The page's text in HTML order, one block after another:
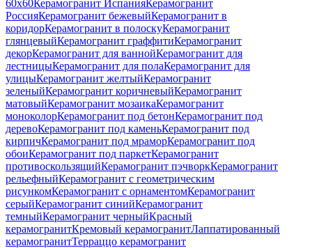
60x60Керамогранит ИспанияКерамогранит
РоссияКерамогранит бежевыйКерамогранит в
коридорКерамогранит в полоскуКерамогранит
глянцевыйКерамогранит граффитиКерамогранит
декорКерамогранит для ваннойКерамогранит для
лестницыКерамогранит для полаКерамогранит для
улицыКерамогранит желтыйКерамогранит
зеленыйКерамогранит коричневыйКерамогранит
матовыйКерамогранит мозаикаКерамогранит
моноколорКерамогранит под бетонКерамогранит под
деревоКерамогранит под каменьКерамогранит под
кирпичКерамогранит под мраморКерамогранит под
обоиКерамогранит под паркетКерамогранит
противоскользящийКерамогранит пэчворкКерамогранит
рельефныйКерамогранит с геометрическим
рисункомКерамогранит с орнаментомКерамогранит
серыйКерамогранит синийКерамогранит
темныйКерамогранит черныйКрасный
керамогранитКремовый керамогранитЛаппатированный
керамогранитТерраццо керамогранит